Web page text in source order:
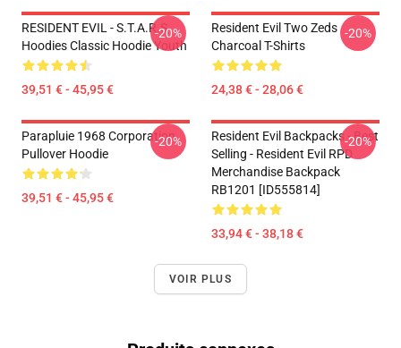
RESIDENT EVIL - S.T.A.R.S
Hoodies Classic Hoodie Youth
39,51 € - 45,95 €
-20%
Resident Evil Two Zeds
Charcoal T-Shirts
24,38 € - 28,06 €
-20%
Parapluie 1968 Corporation
Pullover Hoodie
39,51 € - 45,95 €
-20%
Resident Evil Backpacks - Best
Selling - Resident Evil RPD
Merchandise Backpack
RB1201 [ID555814]
33,94 € - 38,18 €
-20%
VOIR PLUS